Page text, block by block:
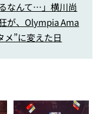
なんて…」横川尚
が、Olympia Ama
メ”に変えた日